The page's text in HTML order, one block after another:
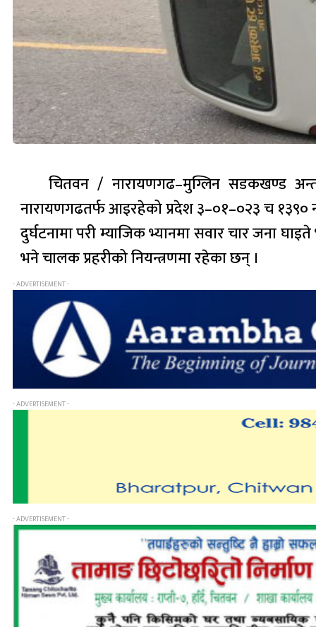
चितवन / नारायणगढ–मुग्लिन सडकखण्ड
नारायणगढतर्फ आइरहेको प्रदेश ३–०१–०२३ च १३९०
दुर्घटनामा परी म्याजिक भ्यानमा सवार चार जना
भने चालक प्रहरीको नियन्त्रणमा रहेका छन् ।
- ADVERTISEMENT -
- ADVERTISEMENT -
- ADVERTISEMENT -